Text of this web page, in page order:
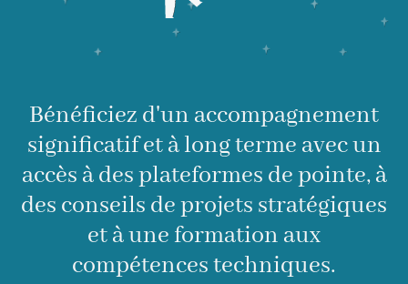
Bénéficiez d'un accompagnement
significatif et à long terme avec un
accès à des plateformes de pointe, à
des conseils de projets stratégiques
et à une formation aux
compétences techniques.